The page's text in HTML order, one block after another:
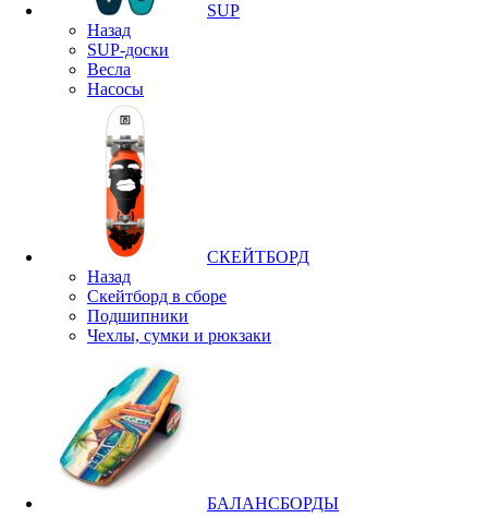
SUP
Назад
SUP-доски
Весла
Насосы
СКЕЙТБОРД
Назад
Скейтборд в сборе
Подшипники
Чехлы, сумки и рюкзаки
БАЛАНСБОРДЫ